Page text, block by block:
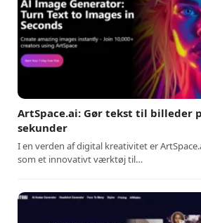
ArtSpace.ai: Gør tekst til billeder
sekunder
I en verden af digital kreativitet er
som et innovativt værktøj til…